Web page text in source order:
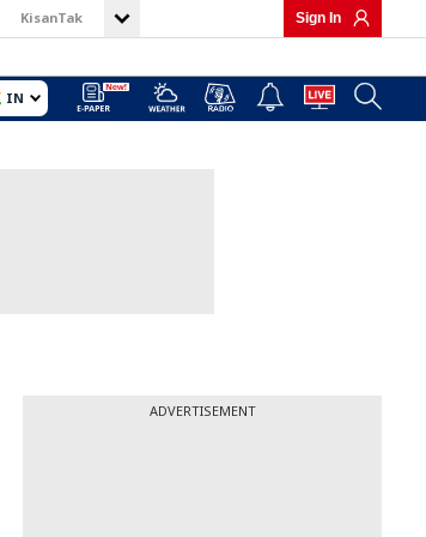
KisanTak Sign In
IN
ADVERTISEMENT